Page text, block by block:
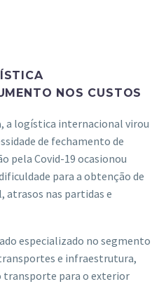
NOS CUSTOS
, a logística internacional virou
de fechamento de
pela Covid-19 ocasionou
para a obtenção de
atrasos nas partidas e
especializado no segmento
e infraestrutura,
transporte para o exterior